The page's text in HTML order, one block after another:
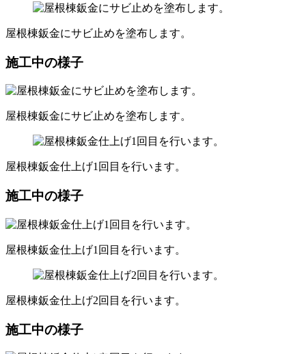
屋根棟鈑金にサビ止めを塗布します。
施工中の様子
屋根棟鈑金にサビ止めを塗布します。
屋根棟鈑金仕上げ1回目を行います。
施工中の様子
屋根棟鈑金仕上げ1回目を行います。
屋根棟鈑金仕上げ2回目を行います。
施工中の様子